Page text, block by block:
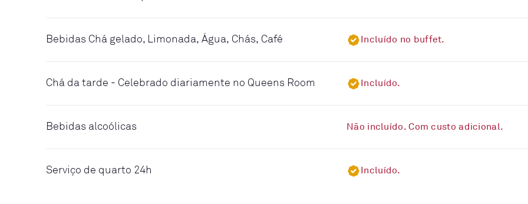
Bebidas Chá gelado, Limonada, Água, Chás, Café Incluído no buffet.
Chá da tarde - Celebrado diariamente no Queens Room Incluído.
Bebidas alcoólicas Não incluído. Com custo adicional.
Serviço de quarto 24h Incluído.